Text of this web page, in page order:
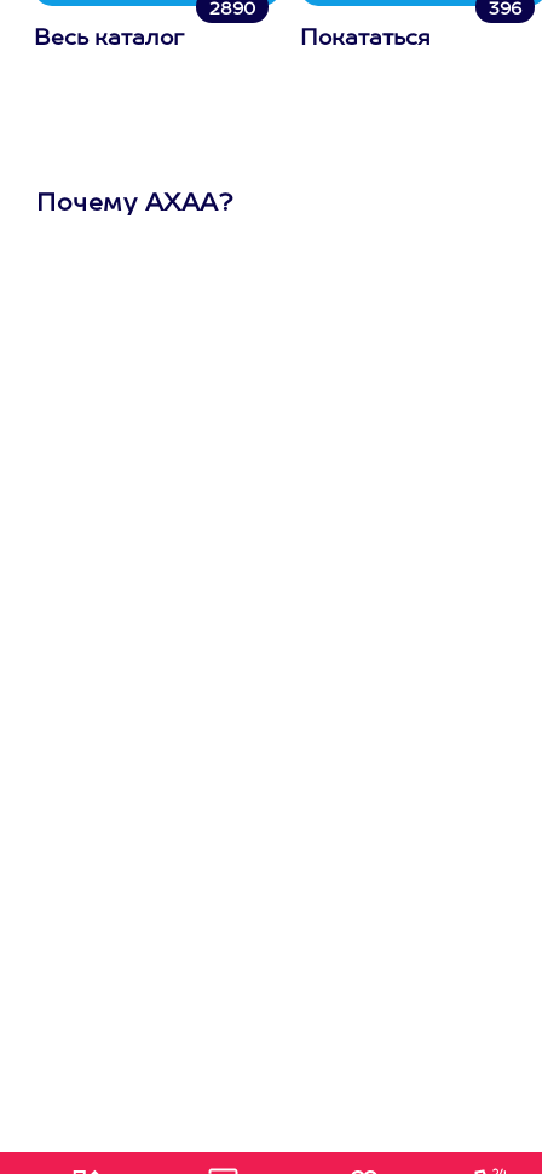
2890
Весь каталог
396
Покататься
Почему АХАА?